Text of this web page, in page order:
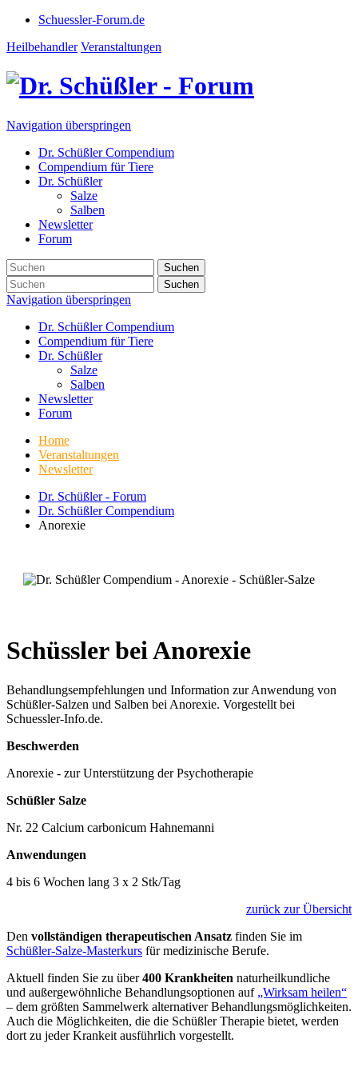
Schuessler-Forum.de
Heilbehandler Veranstaltungen
Navigation überspringen
Dr. Schüßler Compendium
Compendium für Tiere
Dr. Schüßler
Salze
Salben
Newsletter
Forum
Suchen
Suchen
Navigation überspringen
Dr. Schüßler Compendium
Compendium für Tiere
Dr. Schüßler
Salze
Salben
Newsletter
Forum
Home
Veranstaltungen
Newsletter
Dr. Schüßler - Forum
Dr. Schüßler Compendium
Anorexie
Schüssler bei Anorexie
Behandlungsempfehlungen und Information zur Anwendung von
Schüßler-Salzen und Salben bei Anorexie. Vorgestellt bei
Schuessler-Info.de.
Beschwerden
Anorexie - zur Unterstützung der Psychotherapie
Schüßler Salze
Nr. 22 Calcium carbonicum Hahnemanni
Anwendungen
4 bis 6 Wochen lang 3 x 2 Stk/Tag
zurück zur Übersicht
Den vollständigen therapeutischen Ansatz finden Sie im
Schüßler-Salze-Masterkurs für medizinische Berufe.
Aktuell finden Sie zu über400 Krankheiten naturheilkundliche
und außergewöhnliche Behandlungsoptionen auf „Wirksam heilen“
– dem größten Sammelwerk alternativer Behandlungsmöglichkeiten.
Auch die Möglichkeiten, die die Schüßler Therapie bietet, werden
dort zu jeder Krankeit ausführlich vorgestellt.